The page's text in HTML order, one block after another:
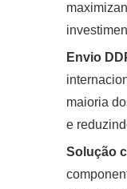
Envio
maioria
e
Solução